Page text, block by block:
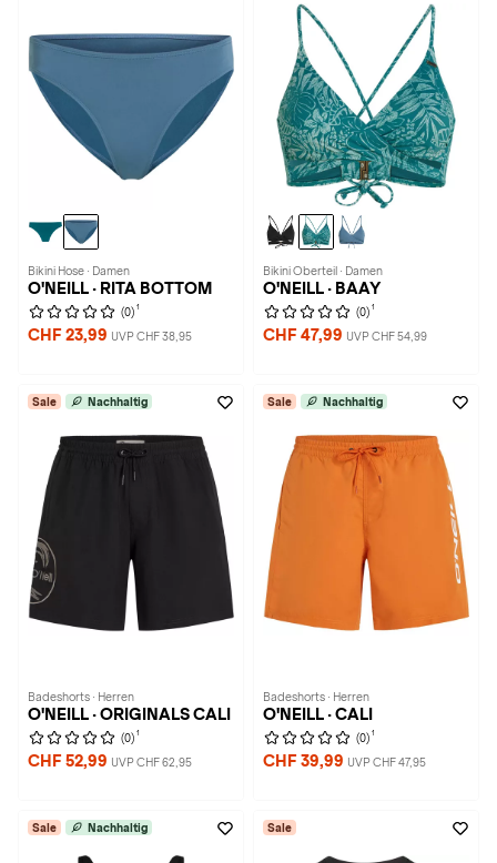
Bikini Hose · Damen
O'NEILL · RITA BOTTOM
(0) 1
CHF 23,99 UVP CHF 38,95
Bikini Oberteil · Damen
O'NEILL · BAAY
(0) 1
CHF 47,99 UVP CHF 54,99
Sale Nachhaltig
Badeshorts · Herren
O'NEILL · ORIGINALS CALI
(0) 1
CHF 52,99 UVP CHF 62,95
Sale Nachhaltig
Badeshorts · Herren
O'NEILL · CALI
(0) 1
CHF 39,99 UVP CHF 47,95
Sale Nachhaltig Sale